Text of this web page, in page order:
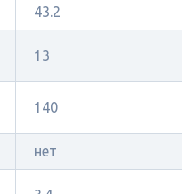
43.2
13
140
нет